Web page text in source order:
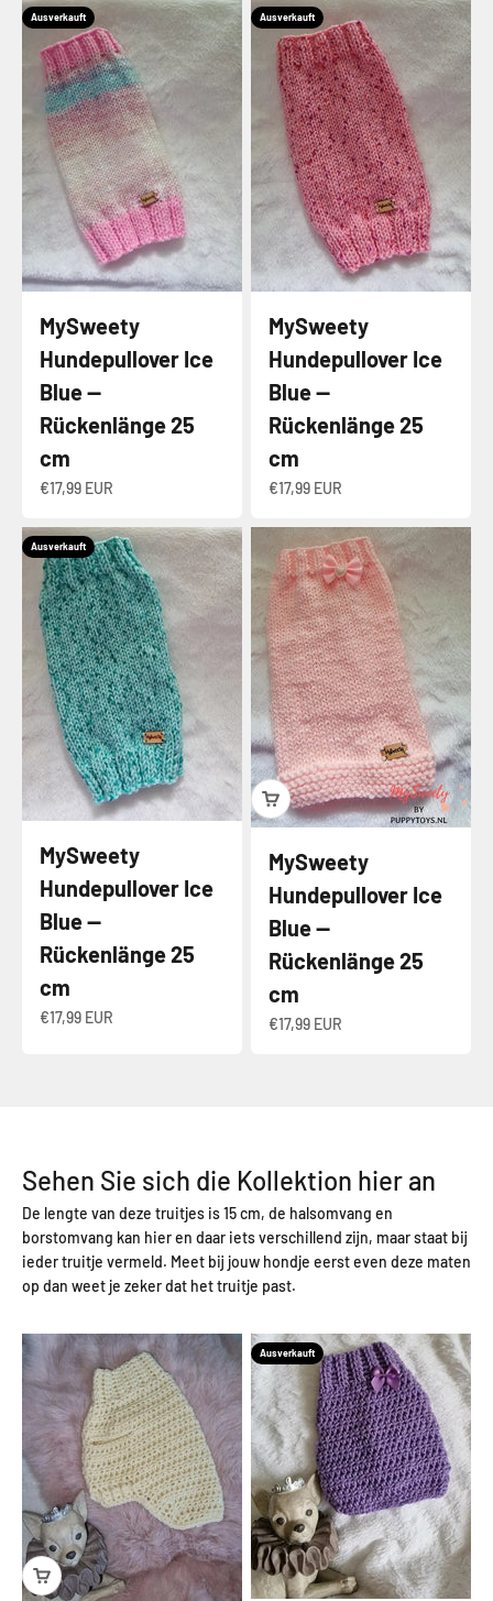
Ausverkauft
MySweety
Hundepullover Ice
Blue —
Rückenlänge 25
cm
Angebot
€17,99 EUR
Ausverkauft
MySweety
Hundepullover Ice
Blue —
Rückenlänge 25
cm
Angebot
€17,99 EUR
Ausverkauft
MySweety
Hundepullover Ice
Blue —
Rückenlänge 25
cm
Angebot
€17,99 EUR
MySweety
Hundepullover Ice
Blue —
Rückenlänge 25
cm
Angebot
€17,99 EUR
Sehen Sie sich die Kollektion hier an
De lengte van deze truitjes is 15 cm, de halsomvang en
borstomvang kan hier en daar iets verschillend zijn, maar staat bij
ieder truitje vermeld. Meet bij jouw hondje eerst even deze maten
op dan weet je zeker dat het truitje past.
Ausverkauft